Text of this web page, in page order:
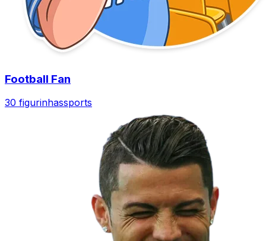
Football Fan
30 figurinhassports